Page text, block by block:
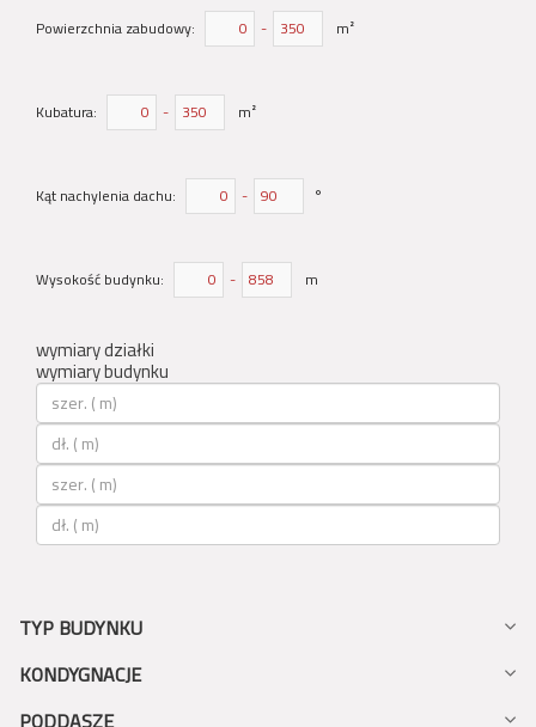
Powierzchnia zabudowy: - m²
Kubatura: - m²
Kąt nachylenia dachu: - °
Wysokość budynku: - m
wymiary działki
wymiary budynku
TYP BUDYNKU
KONDYGNACJE